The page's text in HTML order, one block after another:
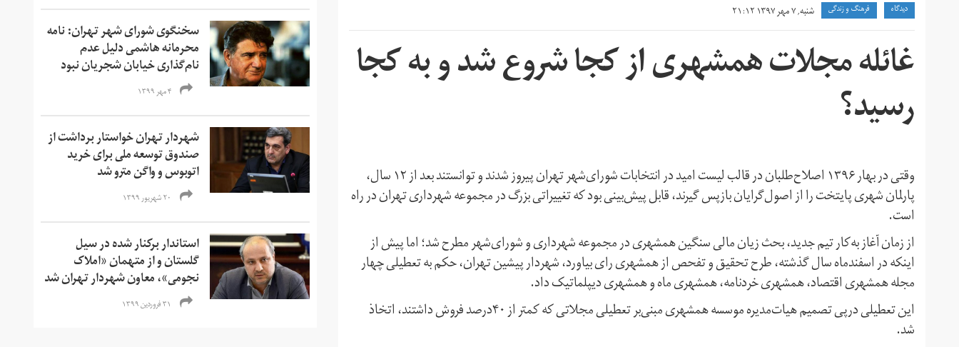
دیدگاه فرهنگ و زندگی شنبه, ۷ مهر ۱۳۹۷ ۲۱:۱۲
غائله مجلات همشهری از کجا شروع شد و به کجا
رسید؟
وقتی در بهار ۱۳۹۶ اصلاح‌طلبان در قالب لیست امید در انتخابات شورای‌شهر تهران پیروز شدند و توانستند بعد از ۱۲ سال،
پارلمان شهری پایتخت را از اصول‌گرایان بازپس گیرند، قابل پیش‌بینی بود که تغییراتی بزرگ در مجموعه شهرداری تهران در راه
است.
از زمان آغاز به‌کار تیم جدید، بحث زیان مالی سنگین همشهری در مجموعه شهرداری و شورای‌شهر مطرح شد؛ اما پیش از
اینکه در اسفندماه سال گذشته، طرح تحقیق و تفحص از همشهری رای بیاورد، شهردار پیشین تهران، حکم به تعطیلی چهار
مجله همشهری اقتصاد، همشهری خردنامه، همشهری ماه و همشهری دیپلماتیک داد.
این تعطیلی درپی تصمیم هیات‌مدیره موسسه همشهری مبنی‌بر تعطیلی مجلاتی که کمتر از ۴۰درصد فروش داشتند، اتخاذ
شد.
سخنگوی شورای شهر تهران: نامه
محرمانه هاشمی دلیل عدم
نام‌گذاری خیابان شجریان نبود
۴ مهر ۱۳۹۹
شهردار تهران خواستار برداشت از
صندوق توسعه ملی برای خرید
اتوبوس و واگن مترو شد
۲۰ شهریور ۱۳۹۹
استاندار برکنار شده در سیل
گلستان و از متهمان «املاک
نجومی»، معاون شهردار تهران شد
۳۱ فروردین ۱۳۹۹